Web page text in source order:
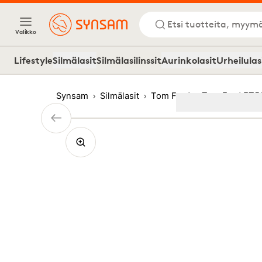
Valikko
Etsi tuotteita,
LifestyleSilmälasitSilmälasilinssitAurinkolasit
Synsam Silmälasit Tom Ford Tom Ford